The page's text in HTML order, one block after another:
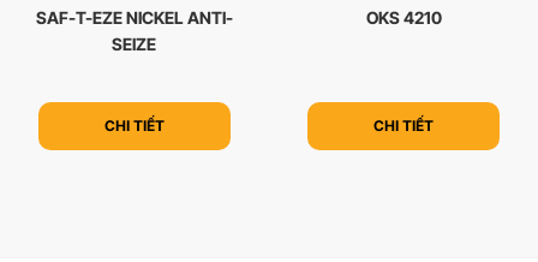
SAF-T-EZE NICKEL ANTI-
SEIZE
CHI TIẾT
OKS 4210
CHI TIẾT